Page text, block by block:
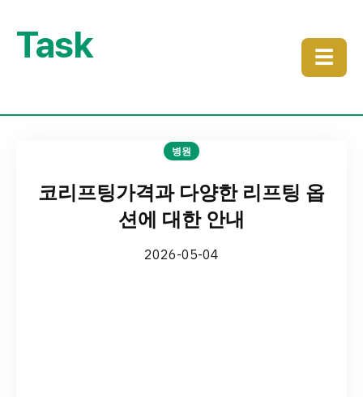
Task ☰
병원
코리프팅가격과 다양한 리프팅 옵
션에 대한 안내
2026-05-04